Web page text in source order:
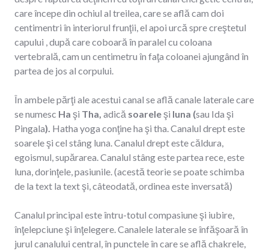
care începe din ochiul al treilea, care se află cam doi
centimentri în interiorul frunţii, el apoi urcă spre creştetul
capului , după care coboară în paralel cu coloana
vertebrală, cam un centimetru în faţa coloanei ajungând în
partea de jos al corpului.
În ambele părţi ale acestui canal se află canale laterale care
se numesc Ha şi Tha, adică soareleşi luna (sau Ida şi
Pingala). Hatha yoga conţine ha şi tha. Canalul drept este
soarele şi cel stâng luna. Canalul drept este căldura,
egoismul, supărarea. Canalul stâng este partea rece, este
luna, dorinţele, pasiunile. (acestă teorie se poate schimba
de la text la text şi, câteodată, ordinea este inversată)
Canalul principal este întru-totul compasiune şi iubire,
înţelepciune şi înţelegere. Canalele laterale se înfăşoară în
jurul canalului central, în punctele în care se află chakrele,